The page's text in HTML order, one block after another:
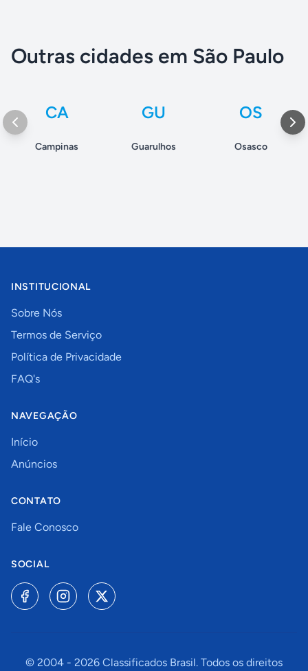
Outras cidades em São Paulo
CA
Campinas
GU
Guarulhos
OS
Osasco
INSTITUCIONAL
Sobre Nós
Termos de Serviço
Política de Privacidade
FAQ's
NAVEGAÇÃO
Início
Anúncios
CONTATO
Fale Conosco
SOCIAL
© 2004 - 2026 Classificados Brasil. Todos os direitos